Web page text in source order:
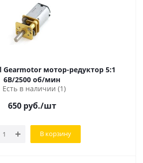
6В/2500 об/мин
Есть в наличии (1)
650руб./шт
В корзину